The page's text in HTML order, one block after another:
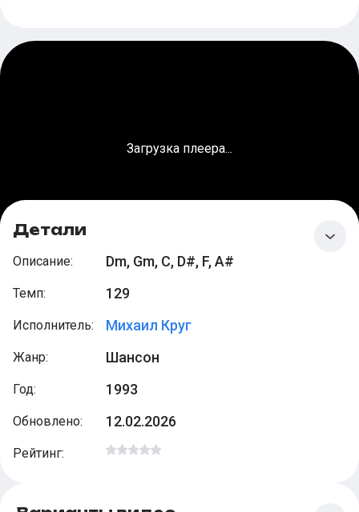
Загрузка плеера...
Детали
Описание: Dm, Gm, C, D#, F, A#
Темп: 129
Исполнитель: Михаил Круг
Жанр: Шансон
Год: 1993
Обновлено: 12.02.2026
Рейтинг: